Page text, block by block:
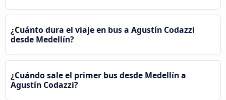
¿Cuánto dura el viaje en bus a Agustín Codazzi
desde Medellín?
¿Cuándo sale el primer bus desde Medellín a
Agustín Codazzi?